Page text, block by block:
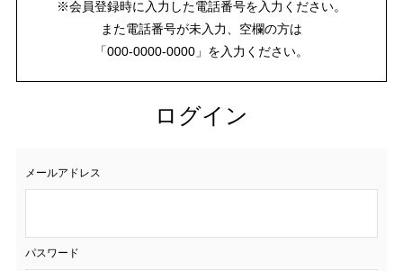
※会員登録時に入力した電話番号を入力ください。
また電話番号が未入力、空欄の方は
「000-0000-0000」を入力ください。
ログイン
メールアドレス
パスワード